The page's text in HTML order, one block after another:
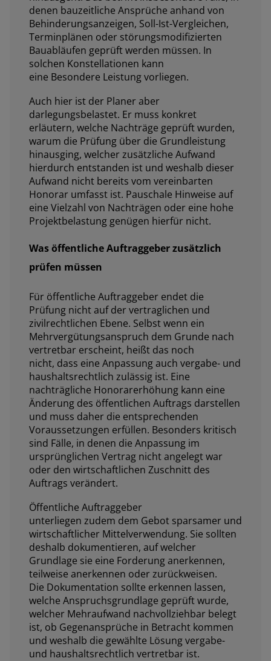
denen bauzeitliche Ansprüche anhand von
Behinderungsanzeigen, Soll-Ist-Vergleichen,
Terminplänen oder störungsmodifizierten
Bauabläufen geprüft werden müssen. In
solchen Konstellationen kann
eine Besondere Leistung vorliegen.
Auch hier ist der Planer aber
darlegungsbelastet. Er muss konkret
erläutern, welche Nachträge geprüft wurden,
warum die Prüfung über die Grundleistung
hinausging, welcher zusätzliche Aufwand
hierdurch entstanden ist und weshalb dieser
Aufwand nicht bereits vom vereinbarten
Honorar umfasst ist. Pauschale Hinweise auf
eine Vielzahl von Nachträgen oder eine hohe
Projektbelastung genügen hierfür nicht.
Was öffentliche Auftraggeber zusätzlich
prüfen müssen
Für öffentliche Auftraggeber endet die
Prüfung nicht auf der vertraglichen und
zivilrechtlichen Ebene. Selbst wenn ein
Mehrvergütungsanspruch dem Grunde nach
vertretbar erscheint, heißt das noch
nicht, dass eine Anpassung auch vergabe- und
haushaltsrechtlich zulässig ist. Eine
nachträgliche Honorarerhöhung kann eine
Änderung des öffentlichen Auftrags darstellen
und muss daher die entsprechenden
Voraussetzungen erfüllen. Besonders kritisch
sind Fälle, in denen die Anpassung im
ursprünglichen Vertrag nicht angelegt war
oder den wirtschaftlichen Zuschnitt des
Auftrags verändert.
Öffentliche Auftraggeber
unterliegen zudem dem Gebot sparsamer und
wirtschaftlicher Mittelverwendung. Sie sollten
deshalb dokumentieren, auf welcher
Grundlage sie eine Forderung anerkennen,
teilweise anerkennen oder zurückweisen.
Die Dokumentation sollte erkennen lassen,
welche Anspruchsgrundlage geprüft wurde,
welcher Mehraufwand nachvollziehbar belegt
ist, ob Gegenansprüche in Betracht kommen
und weshalb die gewählte Lösung vergabe-
und haushaltsrechtlich vertretbar ist.